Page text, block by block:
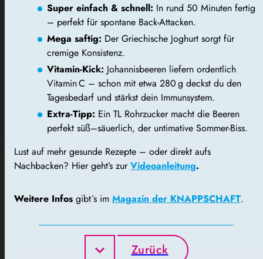
Super einfach & schnell: In rund 50 Minuten fertig
– perfekt für spontane Back-Attacken.
Mega saftig: Der Griechische Joghurt sorgt für
cremige Konsistenz.
Vitamin-Kick: Johannisbeeren liefern ordentlich
Vitamin C – schon mit etwa 280 g deckst du den
Tagesbedarf und stärkst dein Immunsystem.
Extra-Tipp: Ein TL Rohrzucker macht die Beeren
perfekt süß–säuerlich, der untimative Sommer-Biss.
Lust auf mehr gesunde Rezepte – oder direkt aufs
Nachbacken? Hier geht’s zurVideoanleitung.
Weitere Infos gibt´s im Magazin der KNAPPSCHAFT.
Zurück